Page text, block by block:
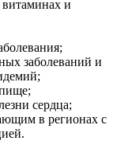
и
заболеваний и
сердца;
в регионах с